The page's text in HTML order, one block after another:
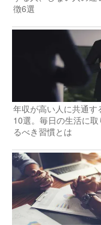
徴6選
年収が高い人に共通す
10選。毎日の生活に
るべき習慣とは